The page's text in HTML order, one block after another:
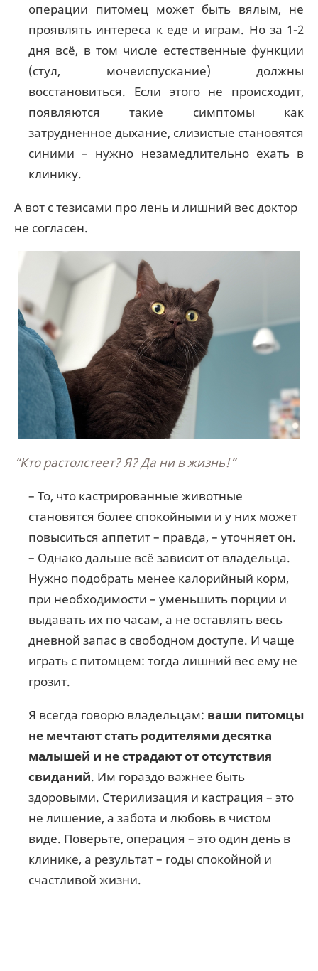
операции питомец может быть вялым, не
проявлять интереса к еде и играм. Но за 1-2
дня всё, в том числе естественные функции
(стул, мочеиспускание) должны
восстановиться. Если этого не происходит,
появляются такие симптомы как
затрудненное дыхание, слизистые становятся
синими – нужно незамедлительно ехать в
клинику.
А вот с тезисами про лень и лишний вес доктор
не согласен.
“Кто растолстеет? Я? Да ни в жизнь!”
– То, что кастрированные животные
становятся более спокойными и у них может
повыситься аппетит – правда, – уточняет он.
– Однако дальше всё зависит от владельца.
Нужно подобрать менее калорийный корм,
при необходимости – уменьшить порции и
выдавать их по часам, а не оставлять весь
дневной запас в свободном доступе. И чаще
играть с питомцем: тогда лишний вес ему не
грозит.
Я всегда говорю владельцам: ваши питомцы
не мечтают стать родителями десятка
малышей и не страдают от отсутствия
свиданий. Им гораздо важнее быть
здоровыми. Стерилизация и кастрация – это
не лишение, а забота и любовь в чистом
виде. Поверьте, операция – это один день в
клинике, а результат – годы спокойной и
счастливой жизни.